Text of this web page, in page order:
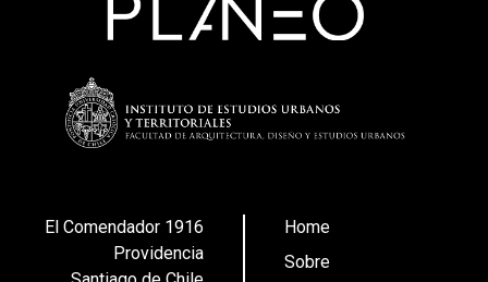
El Comendador 1916
Providencia
Home
Sobre